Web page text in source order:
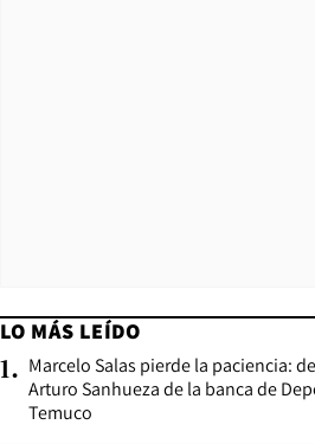
LO MÁS LEÍDO
1. Marcelo Salas pierde la paciencia:
Arturo Sanhueza de la banca de
Temuco